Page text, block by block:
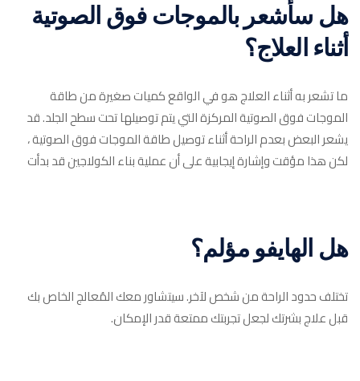
هل سأشعر بالموجات فوق الصوتية
أثناء العلاج؟
ما تشعر به أثناء العلاج هو في الواقع كميات صغيرة من طاقة
الموجات فوق الصوتية المركزة التي يتم توصيلها تحت سطح الجلد. قد
يشعر البعض بعدم الراحة أثناء توصيل طاقة الموجات فوق الصوتية ،
لكن هذا مؤقت وإشارة إيجابية على أن عملية بناء الكولاجين قد بدأت
هل الهايفو مؤلم؟
تختلف حدود الراحة من شخص لآخر. سيتشاور معك المُعالج الخاص بك
قبل علاج بشرتك لجعل تجربتك ممتعة قدر الإمكان.